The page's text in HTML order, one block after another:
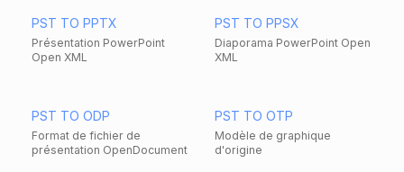
PST TO PPTX
Présentation PowerPoint
Open XML
PST TO PPSX
Diaporama PowerPoint Open
XML
PST TO ODP
Format de fichier de
présentation OpenDocument
PST TO OTP
Modèle de graphique
d'origine